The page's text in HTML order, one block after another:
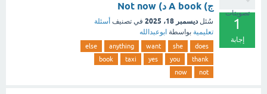
تصويتات
1
إجابة
ج) A book د) Not now
سُئل ديسمبر 18، 2025 في تصنيف أسئلة
تعليمية بواسطة ابوعبدالله
does
she
want
anything
else
thank
you
yes
taxi
book
not
now